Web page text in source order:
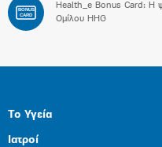
BONUS
CARD
Health_e Bonus Card: H
Ομίλου HHG
Το Υγεία
Ιατροί